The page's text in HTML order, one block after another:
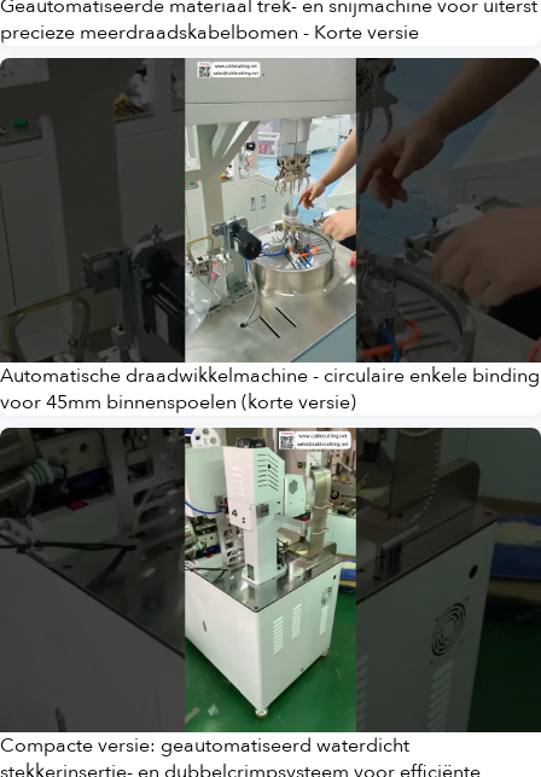
Geautomatiseerde materiaal trek- en snijmachine voor uiterst
precieze meerdraadskabelbomen - Korte versie
Automatische draadwikkelmachine - circulaire enkele binding
voor 45mm binnenspoelen (korte versie)
Compacte versie: geautomatiseerd waterdicht